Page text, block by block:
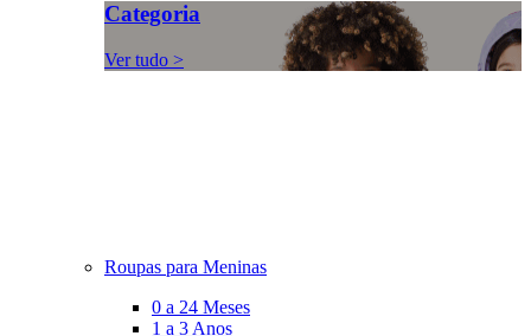
Categoria
Ver tudo >
Roupas para Meninas
0 a 24 Meses
1 a 3 Anos